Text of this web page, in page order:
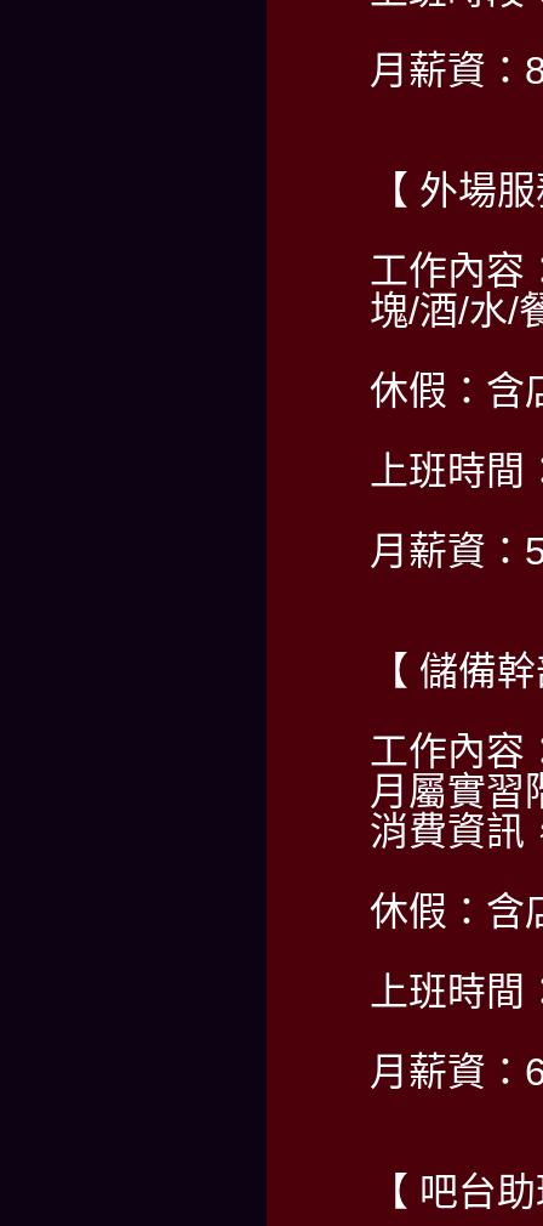
月薪資：
【 外場
工作內容
塊/酒/水/
休假：含
上班時
月薪資：
【 儲備
工作內容
月屬實習
消費資訊
休假：含
上班時
月薪資：
【 吧台